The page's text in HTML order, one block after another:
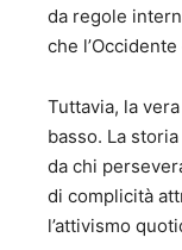
da regole
che
Tuttavia, la
basso. La
da chi
di complicità
l’attivismo